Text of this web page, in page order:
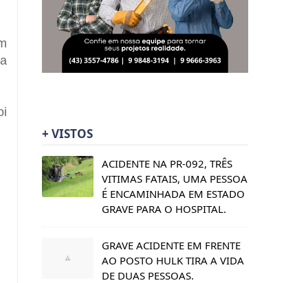
+ VISTOS
ACIDENTE NA PR-092, TRÊS
VITIMAS FATAIS, UMA PESSOA
É ENCAMINHADA EM ESTADO
GRAVE PARA O HOSPITAL.
GRAVE ACIDENTE EM FRENTE
AO POSTO HULK TIRA A VIDA
DE DUAS PESSOAS.